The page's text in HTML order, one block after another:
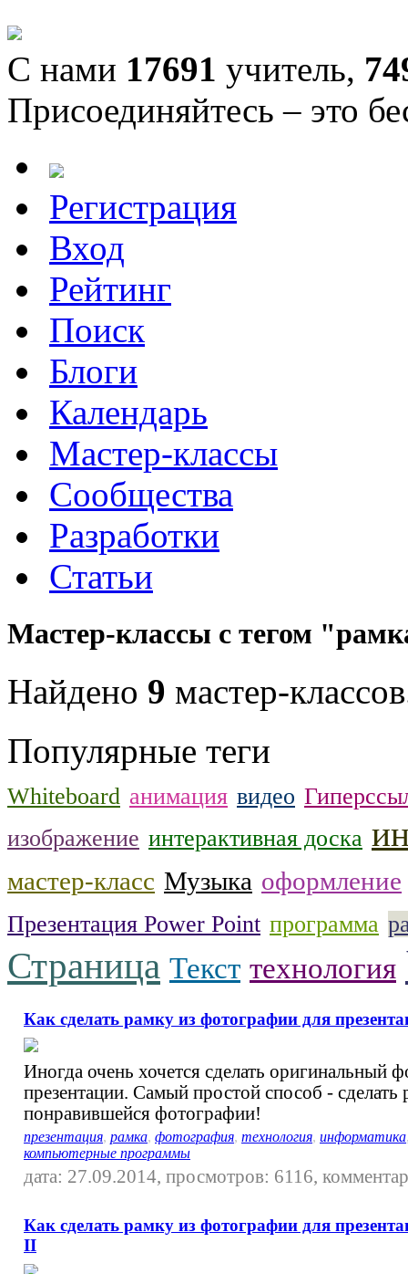
С нами 17691 учитель,
Присоединяйтесь – это
Регистрация
Вход
Рейтинг
Поиск
Блоги
Календарь
Мастер-классы
Сообщества
Разработки
Статьи
Мастер-классы с тегом
Найдено 9 мастер-
Популярные теги
Whiteboard анимация видео
изображение интерактивная доска
мастер-класс Музыка оформление
Презентация Power Point программа
Страница Текст технология
Как сделать рамку из фотографии для
Иногда очень хочется сделать оригинальный
презентации. Самый простой способ - сделать
понравившейся фотографии!
презентация, рамка, фотография, технология, информатика
компьютерные программы
дата: 27.09.2014, просмотров: 6116,
Как сделать рамку из фотографии для
II